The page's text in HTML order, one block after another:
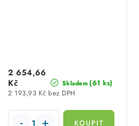
Skladem (61 ks)
2 193,93 Kč bez DPH
2 654,66
Kč